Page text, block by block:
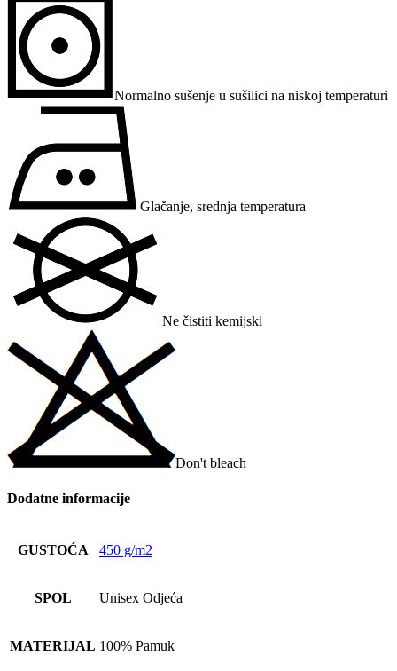
Normalno sušenje u sušilici na niskoj temperaturi
Glačanje, srednja temperatura
Ne čistiti kemijski
Don't bleach
Dodatne informacije
GUSTOĆA 450 g/m2
SPOL Unisex Odjeća
MATERIJAL 100% Pamuk